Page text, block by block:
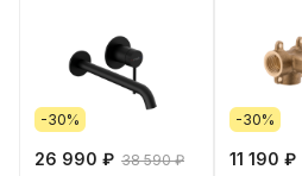
-30%
26 990 ₽ 38 590 ₽
-30%
11 190 ₽